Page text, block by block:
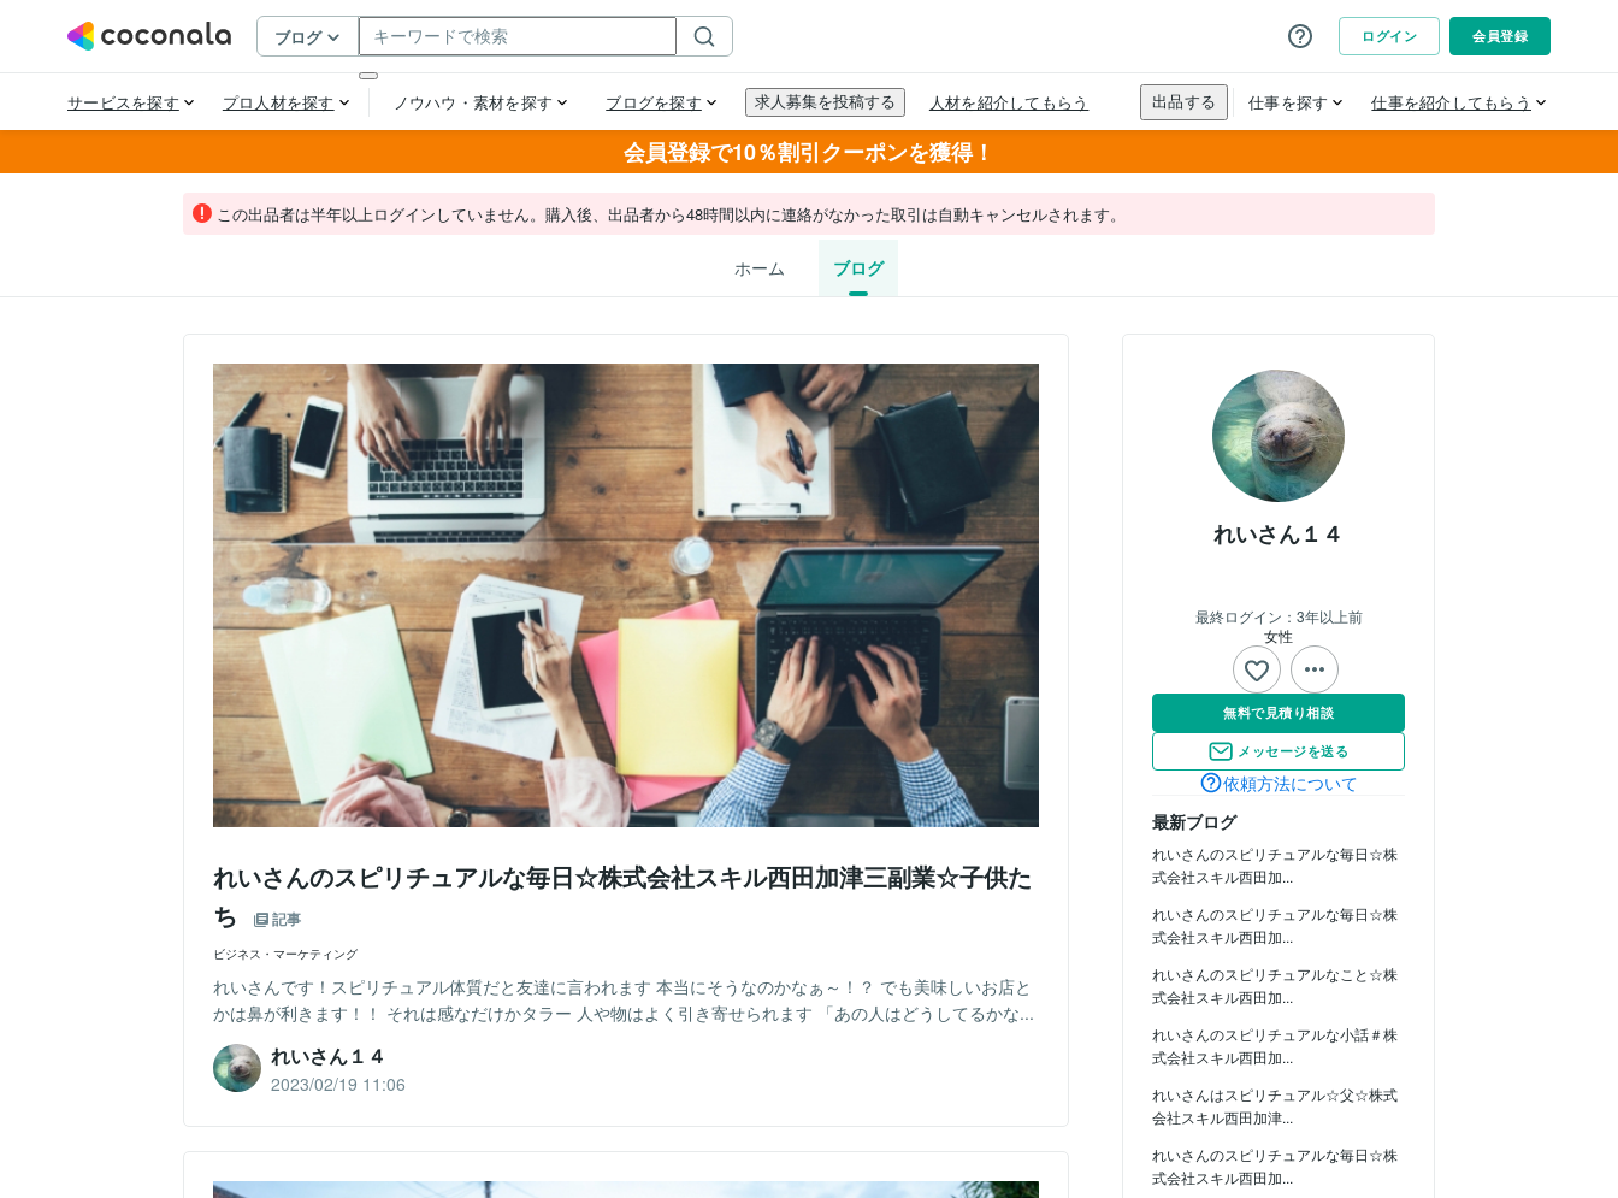
会員登録で10％割引クーポンを獲得！
この出品者は半年以上ログインしていません。購入後、出品者から48時間以内に連絡がなかった取引は自動キャンセルされます。
ホーム ブログ
れいさん１４
最終ログイン： 3年以上前
女性
無料で見積り相談
メッセージを送る
依頼方法について
最新ブログ
れいさんのスピリチュアルな毎日☆株
式会社スキル西田加...
れいさんのスピリチュアルな毎日☆株
式会社スキル西田加...
れいさんのスピリチュアルなこと☆株
式会社スキル西田加...
れいさんのスピリチュアルな小話＃株
式会社スキル西田加...
れいさんはスピリチュアル☆父☆株式
会社スキル西田加津...
れいさんのスピリチュアルな毎日☆株
式会社スキル西田加...
れいさんのスピリチュアルな毎日☆株式会社スキル西田加津三副業☆子供た
ち
記事
ビジネス・マーケティング
れいさんです！スピリチュアル体質だと友達に言われます 本当にそうなのかなぁ～！？ でも美味しいお店と
かは鼻が利きます！！ それは感なだけかタラー 人や物はよく引き寄せられます 「あの人はどうしてるかな...
れいさん１４
2023/02/19 11:06